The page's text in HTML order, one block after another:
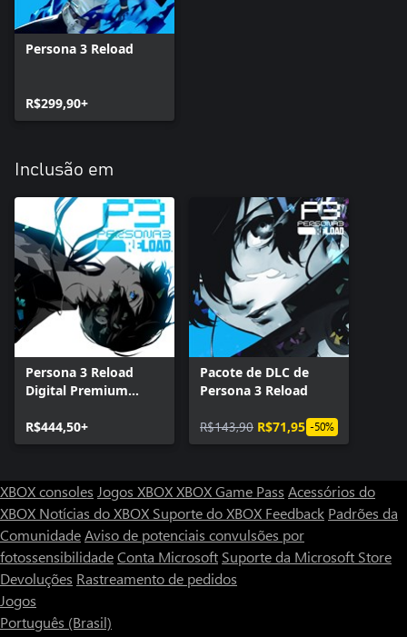
Persona 3 Reload
R$299,90+
Inclusão em
Persona 3 Reload
Digital Premium
R$444,50+
Pacote de DLC de
Persona 3 Reload
R$143,90 R$71,95 -50%
XBOX consoles Jogos XBOXXBOX Game Pass Acessórios do
XBOX Notícias do XBOX Suporte do XBOX Feedback Padrões da
ComunidadeAviso de potenciais convulsões por
fotossensibilidadeConta Microsoft Suporte da Microsoft Store
Devoluções Rastreamento de pedidos
Jogos
Português (Brasil)